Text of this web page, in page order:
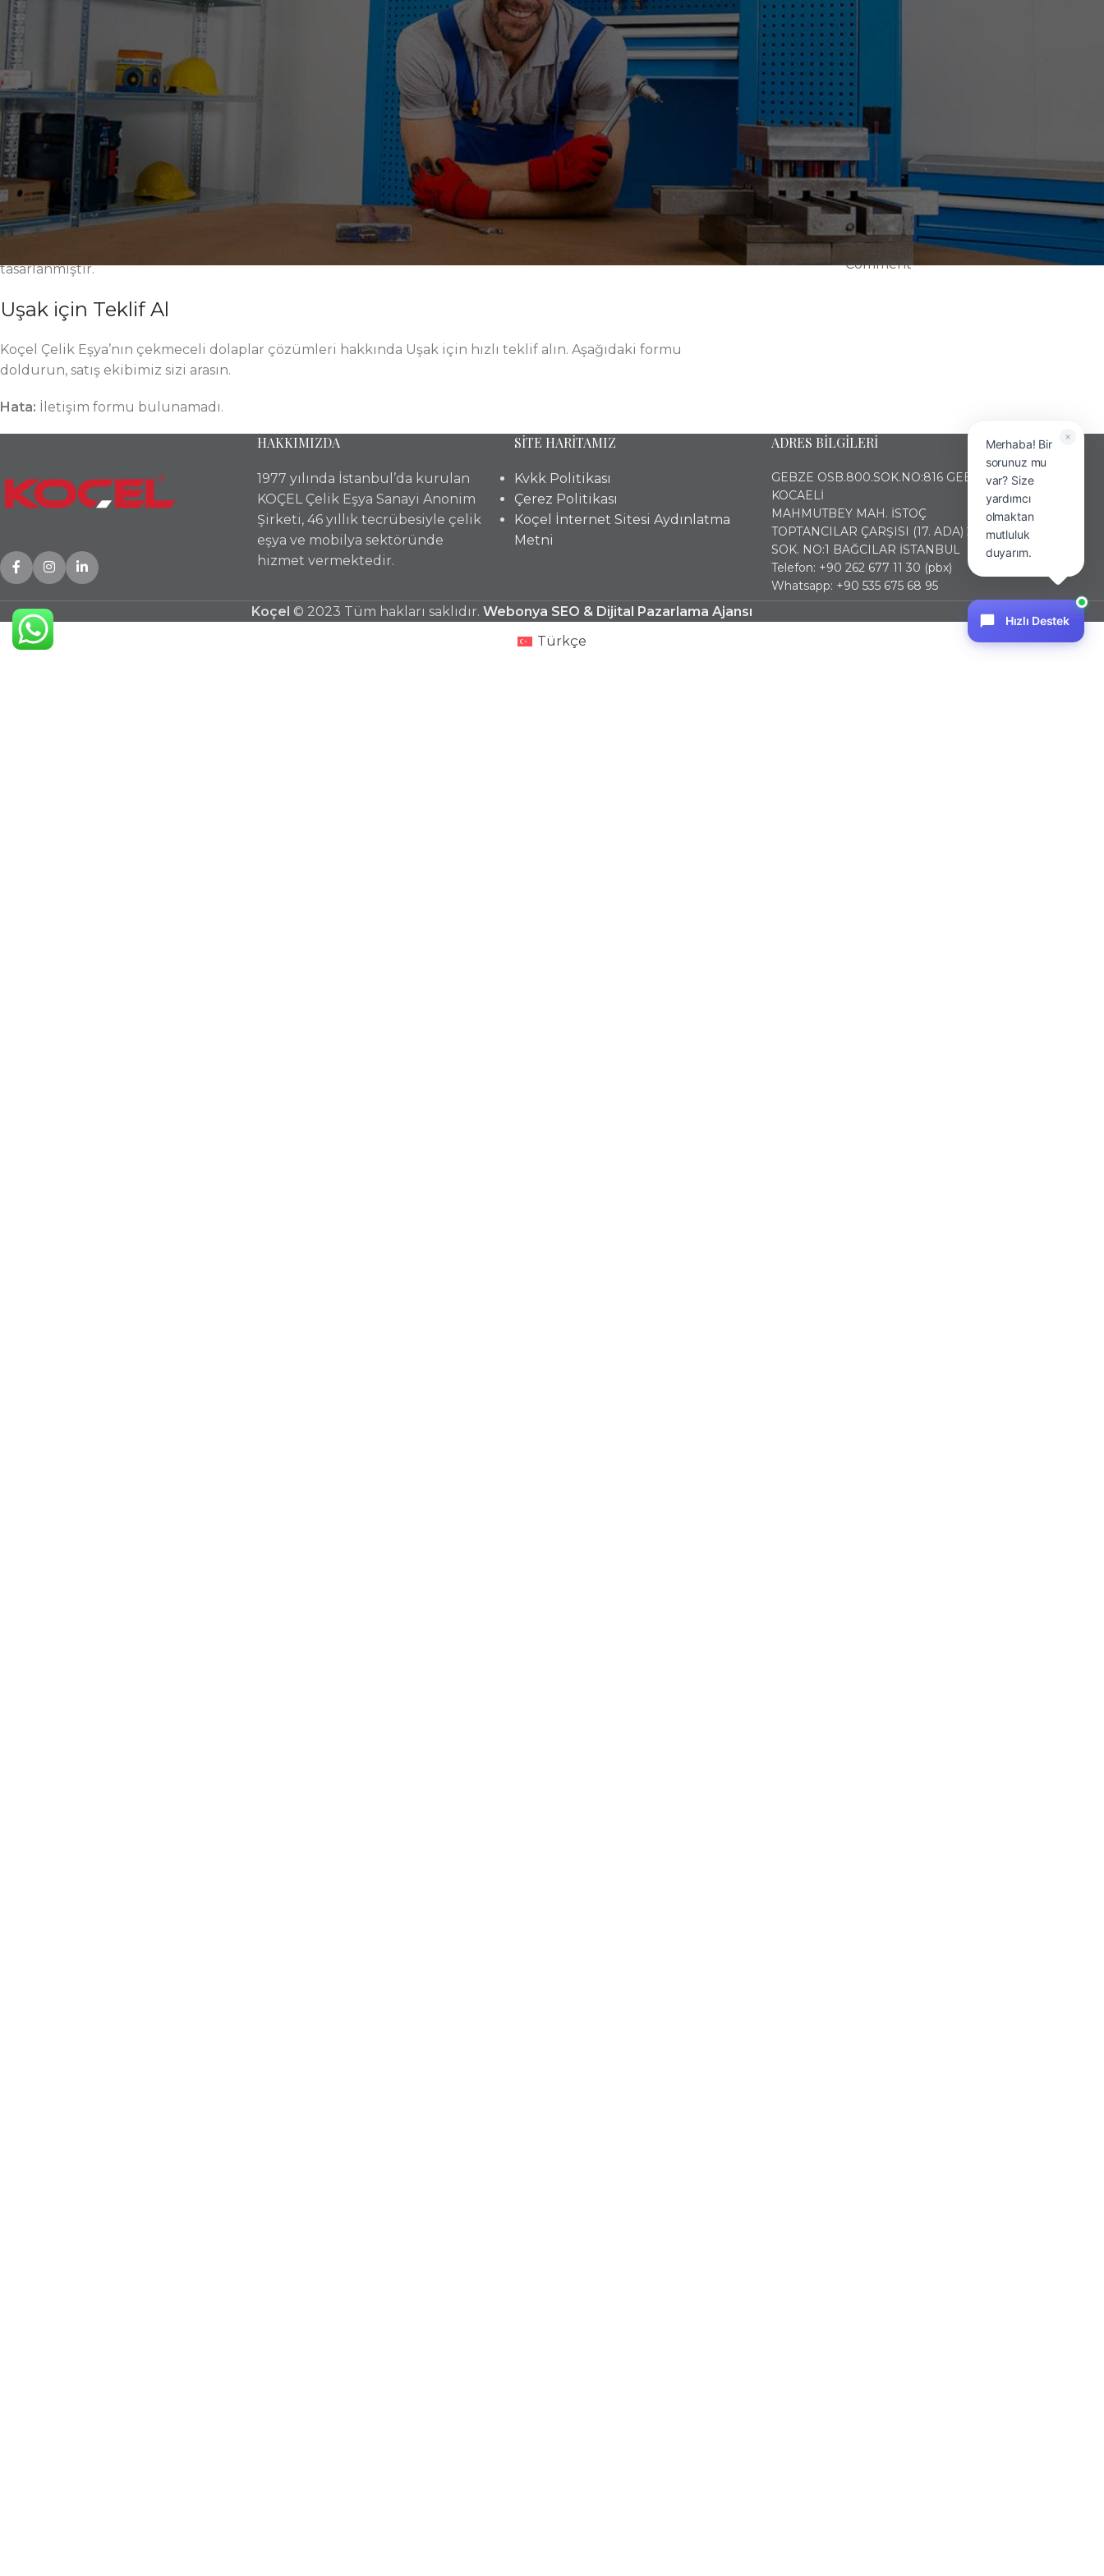
Elektrostatik toz boya yüzey, korozyona ve çizilmelere karşı üst düzey koruma sağlar. Modüler aksesuar
seçenekleri; farklı proses, hücre ve istasyonlara hızlı uyum imkânı verir. Güvenli kilit mekanizmaları ve
ergonomik tutamaklar, iş güvenliği standartlarını yükseltir. Ürün ailesi, bakım, montaj ve kalite kontrol gibi
kritik üretim adımlarında düzeni kalıcı kılar. Modern Uşak endüstrisinde beklentilere tam cevap veren bu yapı,
uzun vadeli toplam sahip olma maliyetini düşürür.
Uşak fabrikalarında çekmeceli dolaplar ile hedef, düzenli depolama ve hızlı akıştır. Bu nedenle ürünlerimiz;
yüksek taşıma kapasitesi, sessiz ray sistemleri, ayarlanabilir raflar ve etiketlenebilir bölücüler gibi detaylarla
zenginleştirilmiştir. Montaj ve bakım işlemleri kolaydır, kısa sürede devreye alınır ve üretim planını kesintiye
uğratmaz. Sahadan gelen geri bildirimler, mühendislik ekibimizin sürekli iyileştirme döngüsüne veri sağlar.
Ölçülendirme, renk ve donanım alışkanlıklarınız için geniş bir opsiyon listesi sunarız. Sonuç olarak; çelik, metal,
endüstriyel, sanayi, atölye, üretim, 5S, verimlilik ve fabrika odaklı bakış açımızla, Çekmeceli Dolaplar sayfalarında
gördüğünüz her seçenek Uşak sanayisi için performans, güvenlik ve sürdürülebilirlik denge noktası olarak
tasarlanmıştır.
Uşak için Teklif Al
Koçel Çelik Eşya’nın çekmeceli dolaplar çözümleri hakkında Uşak için hızlı teklif alın. Aşağıdaki formu
doldurun, satış ekibimiz sizi arasın.
Hata: İletişim formu bulunamadı.
CEMAT WIN EURASIA
2019 FUARINADAYIZ.
28 Nisan 2023
Comment
BURSA METAL&SAÇ
İŞLEME
TEKNOLOJİLERİ VE
OTOMASYON
FUARINDAYIZ
28 Nisan 2023 1
Comment
HAKKIMIZDA
1977 yılında İstanbul’da kurulan
KOÇEL Çelik Eşya Sanayi Anonim
Şirketi, 46 yıllık tecrübesiyle çelik
eşya ve mobilya sektöründe
hizmet vermektedir.
SİTE HARİTAMIZ
Kvkk Politikası
Çerez Politikası
Koçel İnternet Sitesi Aydınlatma
Metni
ADRES BİLGİLERİ
GEBZE OSB.800.SOK.NO:816 GEBZE
KOCAELİ
MAHMUTBEY MAH. İSTOÇ
TOPTANCILAR ÇARŞISI (17. ADA) 2436
SOK. NO:1 BAĞCILAR İSTANBUL
Telefon: +90 262 677 11 30 (pbx)
Whatsapp: +90 535 675 68 95
Koçel © 2023 Tüm hakları saklıdır. Webonya SEO & Dijital Pazarlama Ajansı
Türkçe
Merhaba! Bir
sorunuz mu
var? Size
yardımcı
olmaktan
mutluluk
duyarım.
Hızlı Destek